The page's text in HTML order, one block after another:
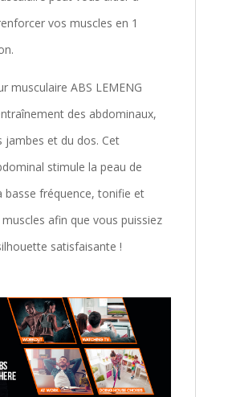
vos muscles en 1
musculaire ABS LEMENG
des abdominaux,
jambes et du dos. Cet
stimule la peau de
basse fréquence, tonifie et
afin que vous puissiez
satisfaisante !